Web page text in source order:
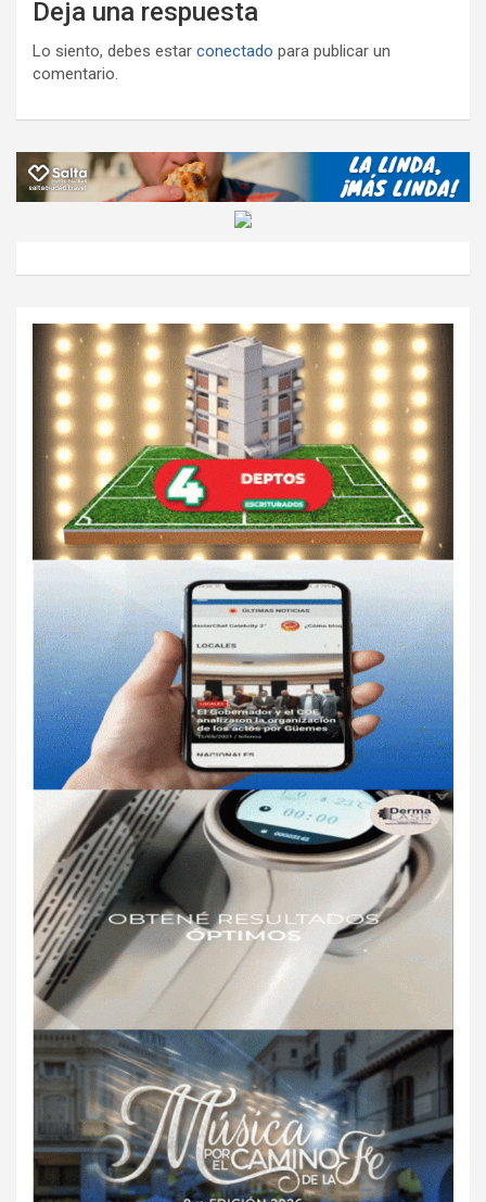
Deja una respuesta
Lo siento, debes estar conectado para publicar un
comentario.